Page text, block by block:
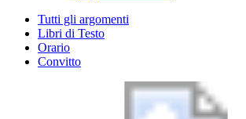
Tutti gli argomenti
Libri di Testo
Orario
Convitto